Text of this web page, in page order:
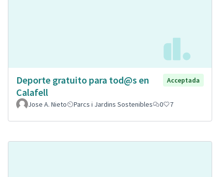
Deporte gratuito para tod@s en
Calafell
Acceptada
Jose A. Nieto Parcs i Jardins Sostenibles 0 7